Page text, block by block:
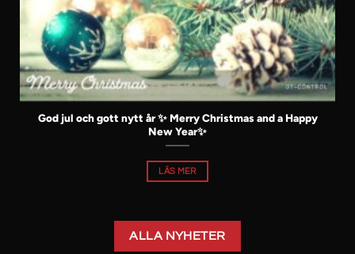
God jul och gott nytt år ✨ Merry Christmas and a Happy
New Year✨
LÄS MER
ALLA NYHETER